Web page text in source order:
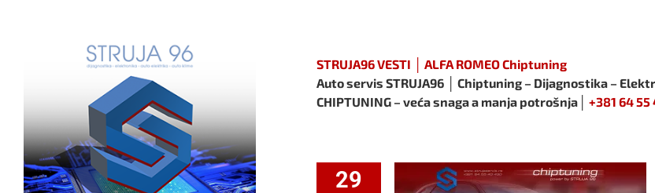
STRUJA96 VESTI │ ALFA ROMEO Chiptuning
Auto servis STRUJA96 │ Chiptuning – Dijagnostika –
CHIPTUNING – veća snaga a manja potrošnja│
+381 64
29